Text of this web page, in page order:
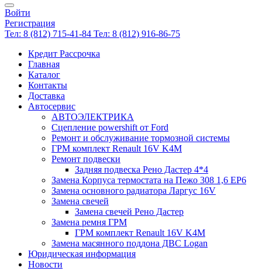
Войти
Регистрация
Тел: 8 (812) 715-41-84 Тел: 8 (812) 916-86-75
Кредит Рассрочка
Главная
Каталог
Контакты
Доставка
Автосервис
АВТОЭЛЕКТРИКА
Сцепление powershift от Ford
Ремонт и обслуживание тормозной системы
ГРМ комплект Renault 16V K4M
Ремонт подвески
Задняя подвеска Рено Дастер 4*4
Замена Корпуса термостата на Пежо 308 1,6 EP6
Замена основного радиатора Ларгус 16V
Замена свечей
Замена свечей Рено Дастер
Замена ремня ГРМ
ГРМ комплект Renault 16V K4M
Замена масянного поддона ДВС Logan
Юридическая информация
Новости